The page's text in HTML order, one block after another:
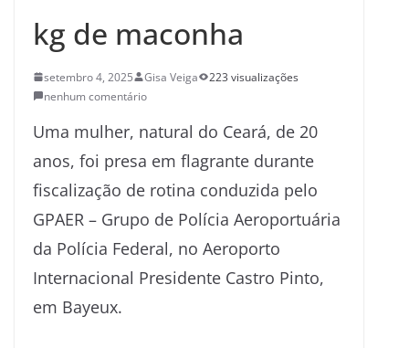
kg de maconha
setembro 4, 2025 Gisa Veiga
223 visualizações
nenhum comentário
Uma mulher, natural do Ceará, de 20
anos, foi presa em flagrante durante
fiscalização de rotina conduzida pelo
GPAER – Grupo de Polícia Aeroportuária
da Polícia Federal, no Aeroporto
Internacional Presidente Castro Pinto,
em Bayeux.